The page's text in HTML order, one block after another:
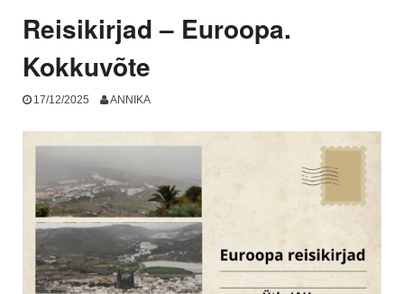
Reisikirjad – Euroopa.
Kokkuvõte
17/12/2025 ANNIKA